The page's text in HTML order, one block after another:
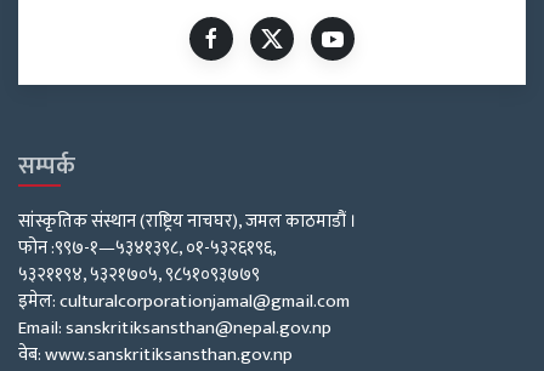
सम्पर्क
सांस्कृतिक संस्थान (राष्ट्रिय नाचघर), जमल काठमाडौं ।
फोन :९९७-१—५३४१३९८, ०१-५३२६१९६,
५३२११९४, ५३२१७०५, ९८५१०९३७७९
इमेल: culturalcorporationjamal@gmail.com
Email: sanskritiksansthan@nepal.gov.np
वेब: www.sanskritiksansthan.gov.np